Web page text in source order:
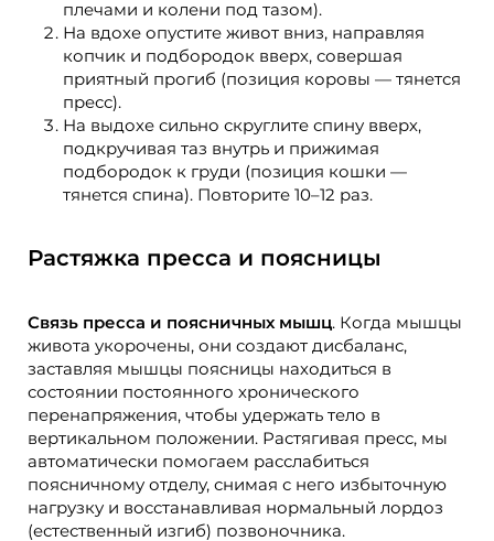
плечами и колени под тазом).
На вдохе опустите живот вниз, направляя
копчик и подбородок вверх, совершая
приятный прогиб (позиция коровы — тянется
пресс).
На выдохе сильно скруглите спину вверх,
подкручивая таз внутрь и прижимая
подбородок к груди (позиция кошки —
тянется спина). Повторите 10–12 раз.
Растяжка пресса и поясницы
Связь пресса и поясничных мышц. Когда мышцы
живота укорочены, они создают дисбаланс,
заставляя мышцы поясницы находиться в
состоянии постоянного хронического
перенапряжения, чтобы удержать тело в
вертикальном положении. Растягивая пресс, мы
автоматически помогаем расслабиться
поясничному отделу, снимая с него избыточную
нагрузку и восстанавливая нормальный лордоз
(естественный изгиб) позвоночника.